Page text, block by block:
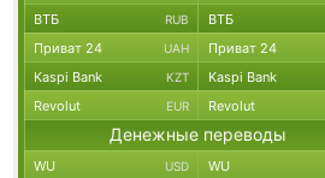
ВТБ RUB ВТБ
Приват 24 UAH Приват 24
Kaspi Bank KZT Kaspi Bank
Revolut EUR Revolut
Денежные переводы
WU USD WU